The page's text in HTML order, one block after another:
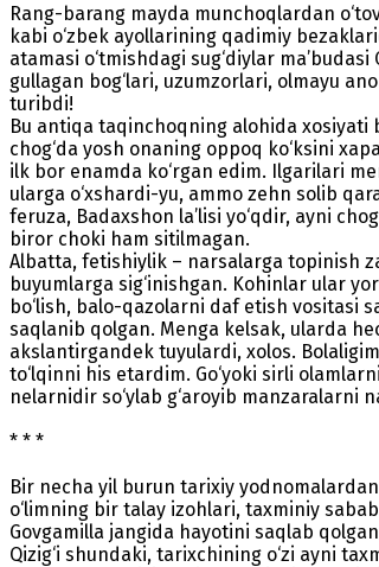
Rang-barang mayda munchoqlardan
kabi o‘zbek ayollarining qadimiy
atamasi o‘tmishdagi sug‘diylar
gullagan bog‘lari, uzumzorlari, olmayu
turibdi!
Bu antiqa taqinchoqning alohida xosiyati
chog‘da yosh onaning oppoq ko‘ksini
ilk bor enamda ko‘rgan edim. Ilgarilari
ularga o‘xshardi-yu, ammo zehn solib
feruza, Badaxshon la’lisi yo‘qdir, ayni
biror choki ham sitilmagan.
Albatta, fetishiylik – narsalarga topinish
buyumlarga sig‘inishgan. Kohinlar ular
bo‘lish, balo-qazolarni daf etish vositasi
saqlanib qolgan. Menga kelsak, ularda
akslantirgandek tuyulardi, xolos.
to‘lqinni his etardim. Go‘yoki sirli
nelarnidir so‘ylab g‘aroyib manzaralarni
* * *
Bir necha yil burun tarixiy
o‘limning bir talay izohlari, taxminiy
Govgamilla jangida hayotini saqlab
Qizig‘i shundaki, tarixchining o‘zi ayni